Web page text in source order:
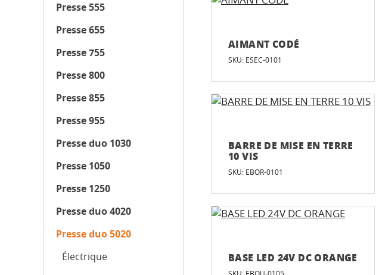
Presse 555
Presse 655
Presse 755
Presse 800
Presse 855
Presse 955
Presse duo 1030
Presse 1050
Presse 1250
Presse duo 4020
Presse duo 5020
Électrique
AIMANT CODÉ
SKU: ESEC-0101
BARRE DE MISE EN TERRE
10 VIS
SKU: EBOR-0101
BASE LED 24V DC ORANGE